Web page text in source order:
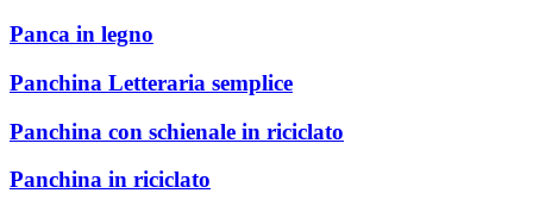
Panca in legno
Panchina Letteraria semplice
Panchina con schienale in riciclato
Panchina in riciclato